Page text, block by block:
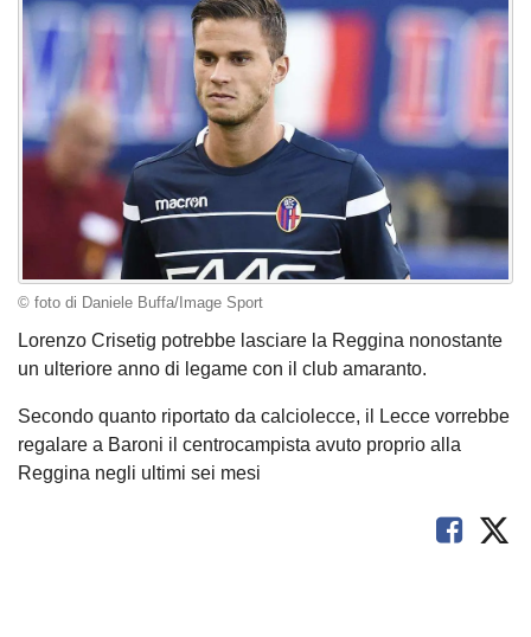
© foto di Daniele Buffa/Image Sport
Lorenzo Crisetig potrebbe lasciare la Reggina nonostante
un ulteriore anno di legame con il club amaranto.
Secondo quanto riportato da calciolecce, il Lecce vorrebbe
regalare a Baroni il centrocampista avuto proprio alla
Reggina negli ultimi sei mesi